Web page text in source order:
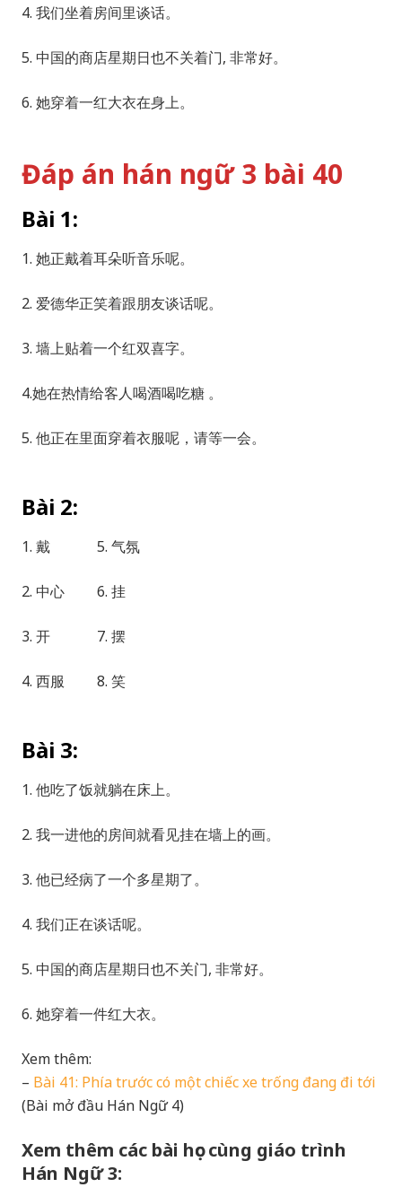
4. 我们坐着房间里谈话。
5. 中国的商店星期日也不关着门, 非常好。
6. 她穿着一红大衣在身上。
Đáp án hán ngữ 3 bài 40
Bài 1:
1. 她正戴着耳朵听音乐呢。
2. 爱德华正笑着跟朋友谈话呢。
3. 墙上贴着一个红双喜字。
4.她在热情给客人喝酒喝吃糖 。
5. 他正在里面穿着衣服呢，请等一会。
Bài 2:
1. 戴 5. 气氛
2. 中心 6. 挂
3. 开 7. 摆
4. 西服 8. 笑
Bài 3:
1. 他吃了饭就躺在床上。
2. 我一进他的房间就看见挂在墙上的画。
3. 他已经病了一个多星期了。
4. 我们正在谈话呢。
5. 中国的商店星期日也不关门, 非常好。
6. 她穿着一件红大衣。
Xem thêm:
– Bài 41: Phía trước có một chiếc xe trống đang đi tới
(Bài mở đầu Hán Ngữ 4)
Xem thêm các bài học cùng giáo trình
Hán Ngữ 3: